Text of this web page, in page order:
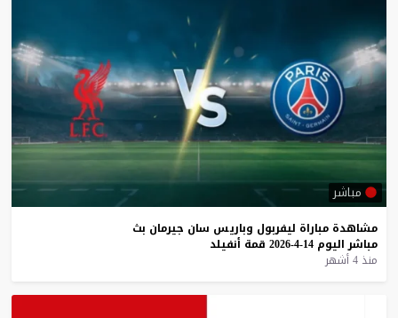
مباشر
مشاهدة مباراة ليفربول وباريس سان جيرمان بث
مباشر اليوم 14-4-2026 قمة أنفيلد
منذ 4 أشهر